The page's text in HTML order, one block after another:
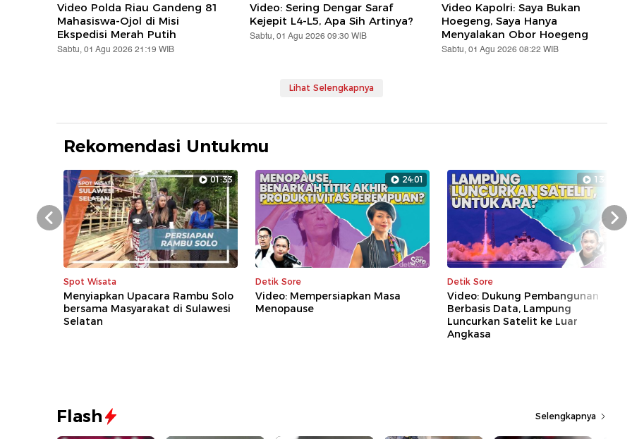
Video Polda Riau Gandeng 81
Mahasiswa-Ojol di Misi
Ekspedisi Merah Putih
Sabtu, 01 Agu 2026 21:19 WIB
Video: Sering Dengar Saraf
Kejepit L4-L5, Apa Sih Artinya?
Sabtu, 01 Agu 2026 09:30 WIB
Video Kapolri: Saya Bukan
Hoegeng, Saya Hanya
Menyalakan Obor Hoegeng
Sabtu, 01 Agu 2026 08:22 WIB
Lihat Selengkapnya
Rekomendasi Untukmu
01:33
Spot Wisata
Menyiapkan Upacara Rambu Solo
bersama Masyarakat di Sulawesi
Selatan
24:01
Detik Sore
Video: Mempersiapkan Masa
Menopause
13:28
Detik Sore
Video: Dukung Pembangunan
Berbasis Data, Lampung
Luncurkan Satelit ke Luar
Angkasa
Prev Next
Flash Selengkapnya